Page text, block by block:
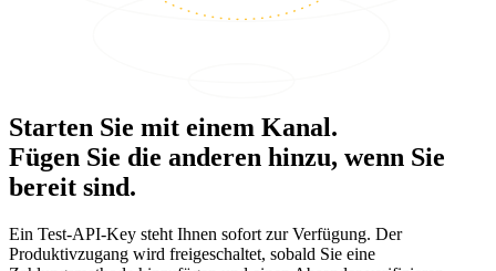
Starten Sie mit einem Kanal.
Fügen Sie die anderen hinzu, wenn Sie
bereit sind.
Ein Test-API-Key steht Ihnen sofort zur Verfügung. Der
Produktivzugang wird freigeschaltet, sobald Sie eine